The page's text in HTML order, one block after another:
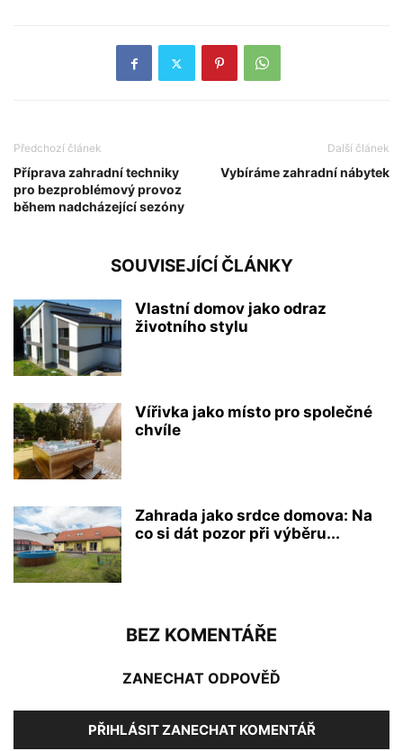
Předchozí článek
Příprava zahradní techniky
pro bezproblémový provoz
během nadcházející sezóny
Další článek
Vybíráme zahradní nábytek
SOUVISEJÍCÍ ČLÁNKY
Vlastní domov jako odraz
životního stylu
Vířivka jako místo pro společné
chvíle
Zahrada jako srdce domova: Na
co si dát pozor při výběru...
BEZ KOMENTÁŘE
ZANECHAT ODPOVĚĎ
PŘIHLÁSIT ZANECHAT KOMENTÁŘ